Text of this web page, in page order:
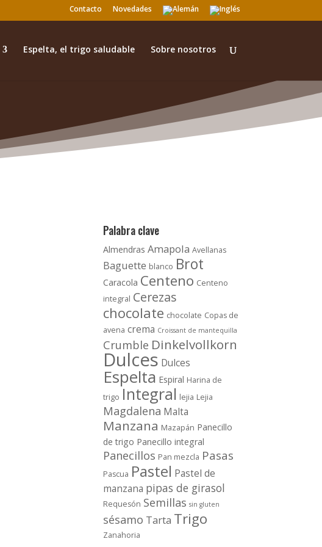
Contacto Novedades
Espelta, el trigo saludable Sobre nosotros
Palabra clave
Almendras Amapola Avellanas
Baguette blanco Brot
Caracola Centeno Centeno
integral Cerezas
chocolate chocolate Copas de
avena crema Croissant de mantequilla
Crumble Dinkelvollkorn
Dulces Dulces
Espelta Espiral Harina de
trigo Integral lejia Lejia
Magdalena Malta
Manzana Mazapán Panecillo
de trigo Panecillo integral
Panecillos Pan mezcla Pasas
Pascua Pastel Pastel de
manzana pipas de girasol
Requesón Semillas sin gluten
sésamo Tarta Trigo
Zanahoria